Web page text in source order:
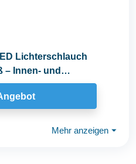
Lichterschlauch
– Innen- und
Mehr anzeigen ⏷